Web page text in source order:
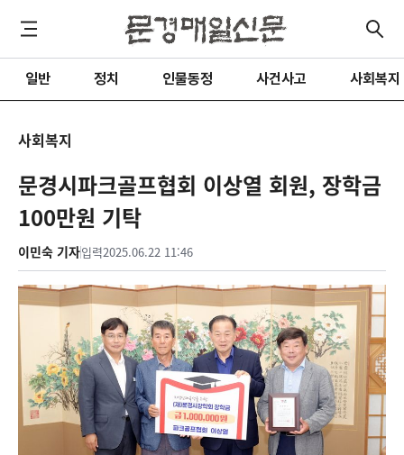
일반 정치 인물동정 사건사고 사회복지
사회복지
문경시파크골프협회 이상열 회원, 장학금
100만원 기탁
이민숙 기자입력2025.06.22 11:46